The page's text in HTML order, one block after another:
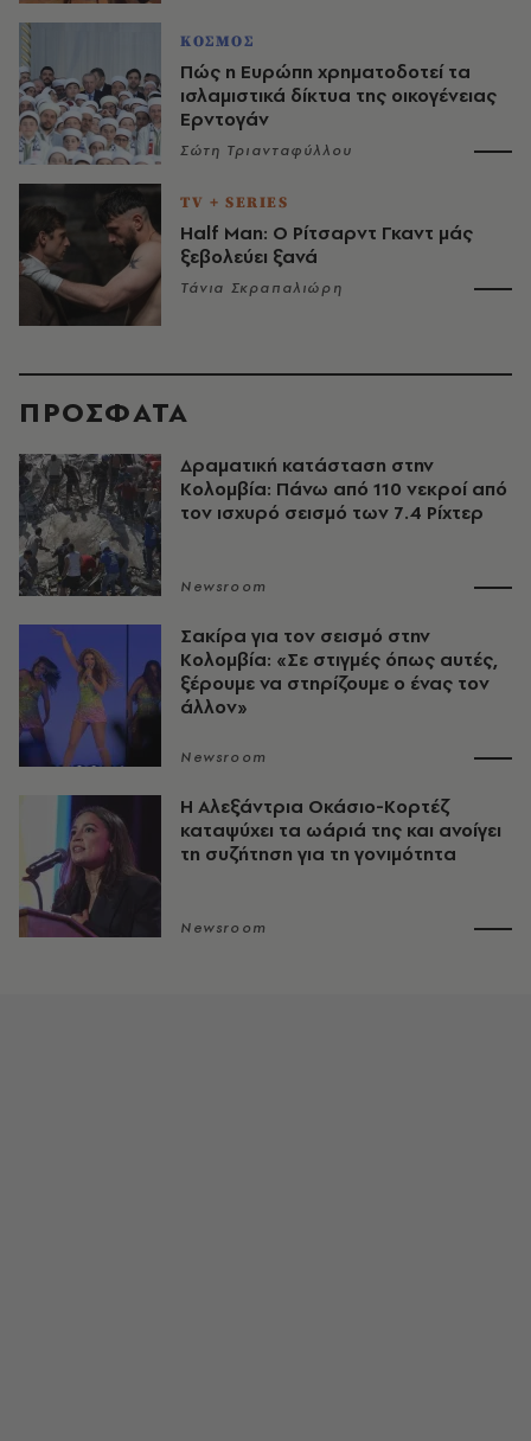
ΚΟΣΜΟΣ
Πώς η Ευρώπη χρηματοδοτεί τα
ισλαμιστικά δίκτυα της οικογένειας
Ερντογάν
Σώτη Τριανταφύλλου
TV + SERIES
Half Man: Ο Ρίτσαρντ Γκαντ μάς
ξεβολεύει ξανά
Τάνια Σκραπαλιώρη
ΠΡΟΣΦΑΤΑ
Δραματική κατάσταση στην
Κολομβία: Πάνω από 110 νεκροί από
τον ισχυρό σεισμό των 7.4 Ρίχτερ
Newsroom
Σακίρα για τον σεισμό στην
Κολομβία: «Σε στιγμές όπως αυτές,
ξέρουμε να στηρίζουμε ο ένας τον
άλλον»
Newsroom
Η Αλεξάντρια Οκάσιο-Κορτέζ
καταψύχει τα ωάριά της και ανοίγει
τη συζήτηση για τη γονιμότητα
Newsroom